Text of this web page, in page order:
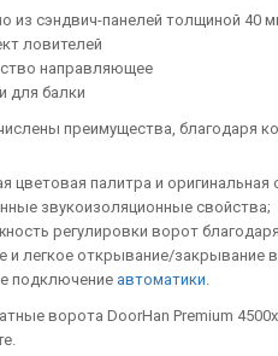
из сэндвич-панелей толщиной 40
ловителей
направляющее
для балки
преимущества, благодаря
цветовая палитра и оригинальная
звукоизоляционные свойства;
регулировки ворот
и легкое открывание/закрывание
подключение автоматики.
ворота DoorHan Premium